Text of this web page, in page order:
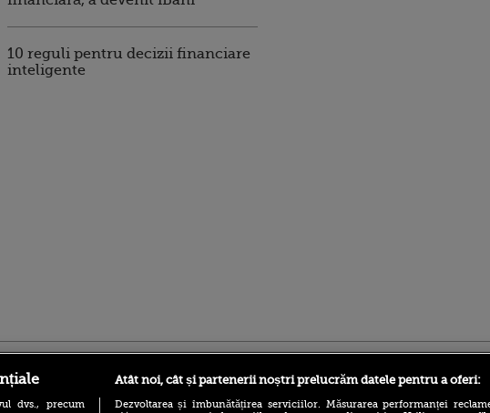
10 reguli pentru decizii financiare
inteligente
dvs., precum
Atât noi, cât și partenerii noștri prelucrăm datele pentru a oferi:
Dezvoltarea și îmbunătățirea serviciilor. Măsurarea performanței